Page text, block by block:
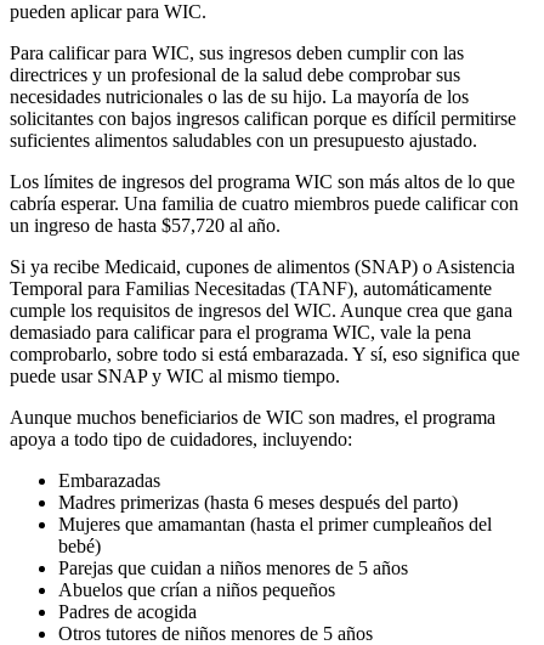
pueden aplicar para WIC.
Para calificar para WIC, sus ingresos deben cumplir con las
directrices y un profesional de la salud debe comprobar sus
necesidades nutricionales o las de su hijo. La mayoría de los
solicitantes con bajos ingresos califican porque es difícil permitirse
suficientes alimentos saludables con un presupuesto ajustado.
Los límites de ingresos del programa WIC son más altos de lo que
cabría esperar. Una familia de cuatro miembros puede calificar con
un ingreso de hasta $57,720 al año.
Si ya recibe Medicaid, cupones de alimentos (SNAP) o Asistencia
Temporal para Familias Necesitadas (TANF), automáticamente
cumple los requisitos de ingresos del WIC. Aunque crea que gana
demasiado para calificar para el programa WIC, vale la pena
comprobarlo, sobre todo si está embarazada. Y sí, eso significa que
puede usar SNAP y WIC al mismo tiempo.
Aunque muchos beneficiarios de WIC son madres, el programa
apoya a todo tipo de cuidadores, incluyendo:
Embarazadas
Madres primerizas (hasta 6 meses después del parto)
Mujeres que amamantan (hasta el primer cumpleaños del
bebé)
Parejas que cuidan a niños menores de 5 años
Abuelos que crían a niños pequeños
Padres de acogida
Otros tutores de niños menores de 5 años